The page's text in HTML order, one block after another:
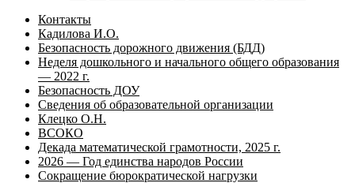
Контакты
Кадилова И.О.
Безопасность дорожного движения (БДД)
Неделя дошкольного и начального общего образования
— 2022 г.
Безопасность ДОУ
Сведения об образовательной организации
Клецко О.Н.
ВСОКО
Декада математической грамотности, 2025 г.
2026 — Год единства народов России
Сокращение бюрократической нагрузки